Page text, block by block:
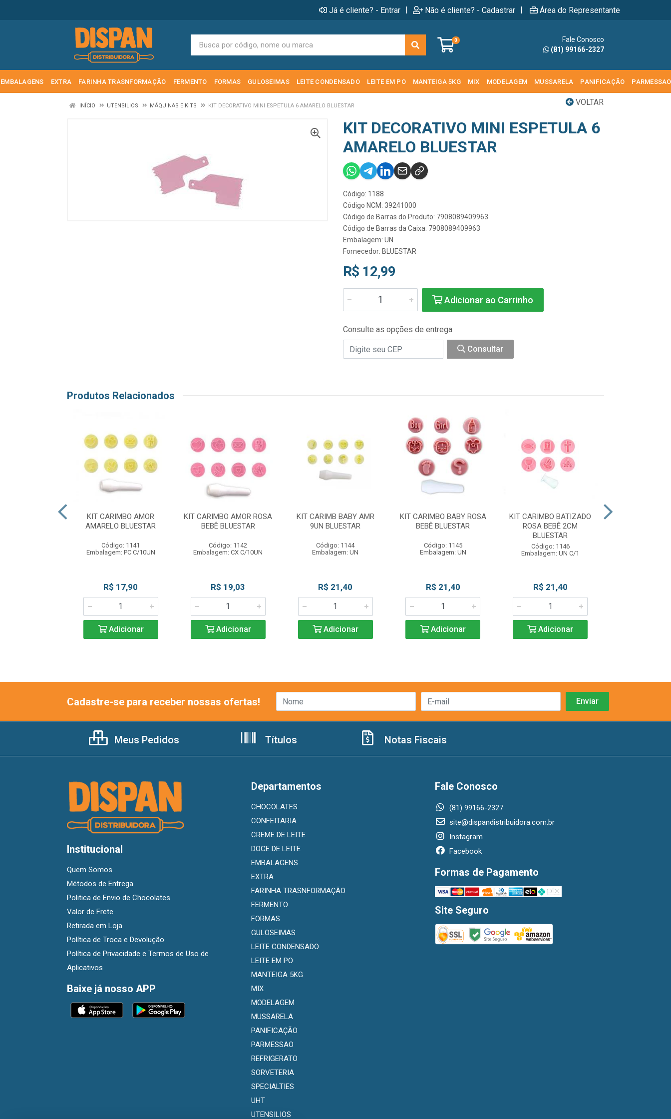
Já é cliente? - Entrar | Não é cliente? - Cadastrar | Área do Representante
0
Fale Conosco
(81) 99166-2327
EMBALAGENS EXTRA FARINHA TRASNFORMAÇÃO FERMENTO FORMAS GULOSEIMAS LEITE CONDENSADO LEITE EM PO MANTEIGA 5KG MIX MODELAGEM MUSSARELA PANIFICAÇÃO PARMESSAO
VOLTAR
INÍCIO UTENSILIOS MÁQUINAS E KITS KIT DECORATIVO MINI ESPETULA 6 AMARELO BLUESTAR
KIT DECORATIVO MINI ESPETULA 6
AMARELO BLUESTAR
Código: 1188
Código NCM: 39241000
Código de Barras do Produto: 7908089409963
Código de Barras da Caixa: 7908089409963
Embalagem: UN
Fornecedor: BLUESTAR
R$ 12,99
Adicionar ao Carrinho
Consulte as opções de entrega
Consultar
Produtos Relacionados
KIT CARIMBO AMOR
AMARELO BLUESTAR
Código: 1141
Embalagem: PC C/10UN
R$ 17,90
Adicionar
KIT CARIMBO AMOR ROSA
BEBÊ BLUESTAR
Código: 1142
Embalagem: CX C/10UN
R$ 19,03
Adicionar
KIT CARIMB BABY AMR
9UN BLUESTAR
Código: 1144
Embalagem: UN
R$ 21,40
Adicionar
KIT CARIMBO BABY ROSA
BEBÊ BLUESTAR
Código: 1145
Embalagem: UN
R$ 21,40
Adicionar
KIT CARIMBO BATIZADO
ROSA BEBÊ 2CM
BLUESTAR
Código: 1146
Embalagem: UN C/1
R$ 21,40
Adicionar
Cadastre-se para receber nossas ofertas!
Meus Pedidos Títulos Notas Fiscais
Institucional
Quem Somos
Métodos de Entrega
Politica de Envio de Chocolates
Valor de Frete
Retirada em Loja
Política de Troca e Devolução
Política de Privacidade e Termos de Uso de
Aplicativos
Baixe já nosso APP
Departamentos
CHOCOLATES
CONFEITARIA
CREME DE LEITE
DOCE DE LEITE
EMBALAGENS
EXTRA
FARINHA TRASNFORMAÇÃO
FERMENTO
FORMAS
GULOSEIMAS
LEITE CONDENSADO
LEITE EM PO
MANTEIGA 5KG
MIX
MODELAGEM
MUSSARELA
PANIFICAÇÃO
PARMESSAO
REFRIGERATO
SORVETERIA
SPECIALTIES
UHT
UTENSILIOS
Fale Conosco
(81) 99166-2327
site@dispandistribuidora.com.br
Instagram
Facebook
Formas de Pagamento
Site Seguro